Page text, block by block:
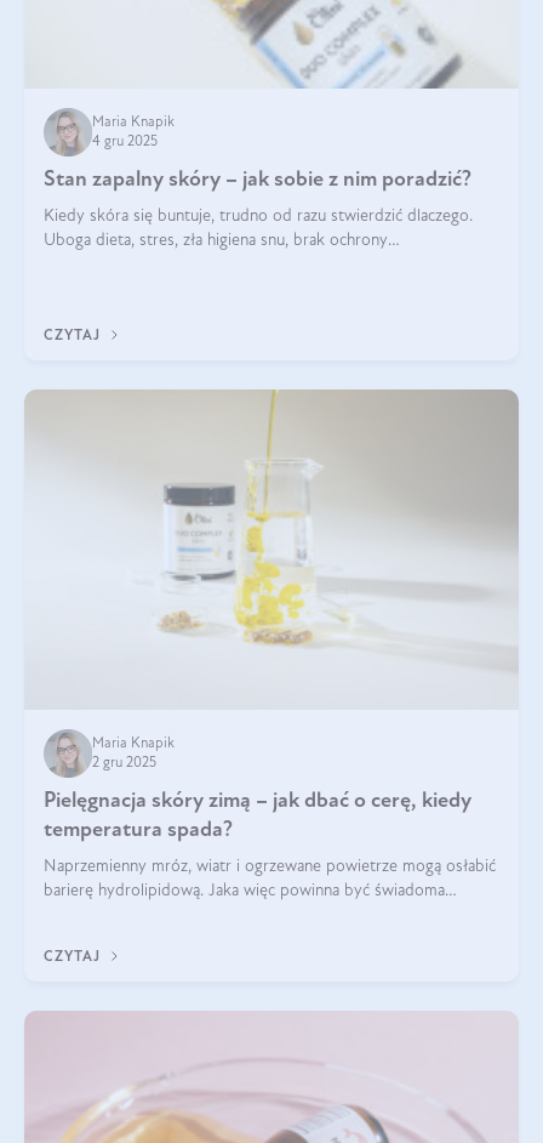
Maria Knapik
4 gru 2025
Stan zapalny skóry – jak sobie z nim poradzić?
Kiedy skóra się buntuje, trudno od razu stwierdzić dlaczego.
Uboga dieta, stres, zła higiena snu, brak ochrony
CZYTAJ
Maria Knapik
2 gru 2025
Pielęgnacja skóry zimą – jak dbać o cerę, kiedy
temperatura spada?
Naprzemienny mróz, wiatr i ogrzewane powietrze mogą osłabić
barierę hydrolipidową. Jaka więc powinna być świadoma
CZYTAJ